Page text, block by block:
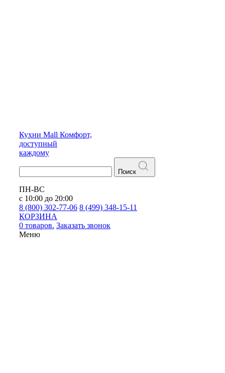
Кухни Mall Комфорт,
доступный
каждому
Поиск
ПН-ВС
с 10:00 до 20:00
8 (800) 302-77-06 8 (499) 348-15-11
КОРЗИНА
0 товаров. Заказать звонок
Меню